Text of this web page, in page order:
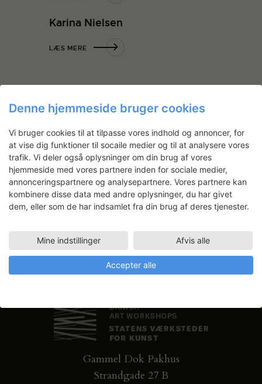
Karina Nielsen
LÆS MERE
Nyhedsbrev
Få ansøgningsfrister, arrangementer
og artikler direkte i din indbakke.
Gammel Dok Pakhus
Strandgade 27 B
Denne hjemmeside bruger cookies
Vi bruger cookies til at tilpasse vores indhold og annoncer, for
at vise dig funktioner til socaile medier og til at analysere vores
trafik. Vi deler også oplysninger om din brug af vores
hjemmeside med vores partnere inden for sociale medier,
annonceringspartnere og analysepartnere. Vores partnere kan
kombinere disse data med andre oplysninger, du har givet
dem, eller som de har indsamlet fra din brug af deres tjenester.
Mine indstillinger Afvis alle
Accepter alle